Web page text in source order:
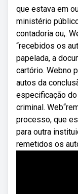
que estava em
ministério
contadoria ou,.
“recebidos os
papelada, a
cartório. Webno
autos da
especificação
criminal.
processo, que
para outra
remetidos os